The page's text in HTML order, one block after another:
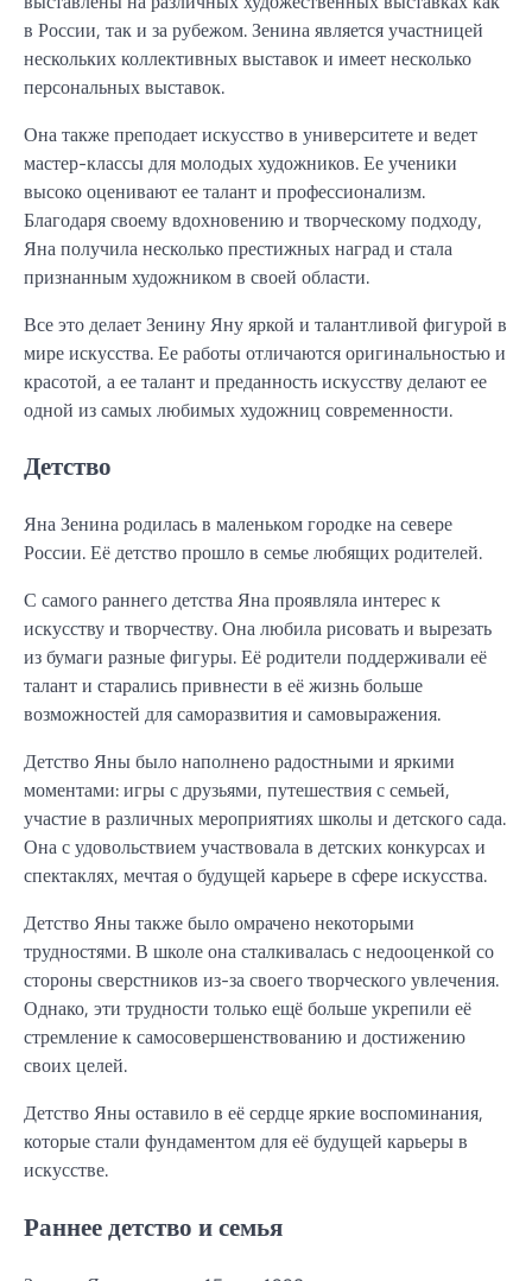
в России, так и за рубежом. Зенина является участницей
нескольких коллективных выставок и имеет несколько
персональных выставок.
Она также преподает искусство в университете и ведет
мастер-классы для молодых художников. Ее ученики
высоко оценивают ее талант и профессионализм.
Благодаря своему вдохновению и творческому подходу,
Яна получила несколько престижных наград и стала
признанным художником в своей области.
Все это делает Зенину Яну яркой и талантливой фигурой в
мире искусства. Ее работы отличаются оригинальностью и
красотой, а ее талант и преданность искусству делают ее
одной из самых любимых художниц современности.
Детство
Яна Зенина родилась в маленьком городке на севере
России. Её детство прошло в семье любящих родителей.
С самого раннего детства Яна проявляла интерес к
искусству и творчеству. Она любила рисовать и вырезать
из бумаги разные фигуры. Её родители поддерживали её
талант и старались привнести в её жизнь больше
возможностей для саморазвития и самовыражения.
Детство Яны было наполнено радостными и яркими
моментами: игры с друзьями, путешествия с семьей,
участие в различных мероприятиях школы и детского сада.
Она с удовольствием участвовала в детских конкурсах и
спектаклях, мечтая о будущей карьере в сфере искусства.
Детство Яны также было омрачено некоторыми
трудностями. В школе она сталкивалась с недооценкой со
стороны сверстников из-за своего творческого увлечения.
Однако, эти трудности только ещё больше укрепили её
стремление к самосовершенствованию и достижению
своих целей.
Детство Яны оставило в её сердце яркие воспоминания,
которые стали фундаментом для её будущей карьеры в
искусстве.
Раннее детство и семья